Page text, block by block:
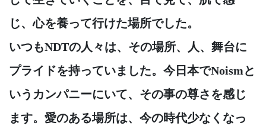
じ、心を養って行けた場所でした。
いつもNDTの人々は、その場所、人、舞台に
プライドを持っていました。今日本でNoismと
いうカンパニーにいて、その事の尊さを感じ
ます。愛のある場所は、今の時代少なくなっ